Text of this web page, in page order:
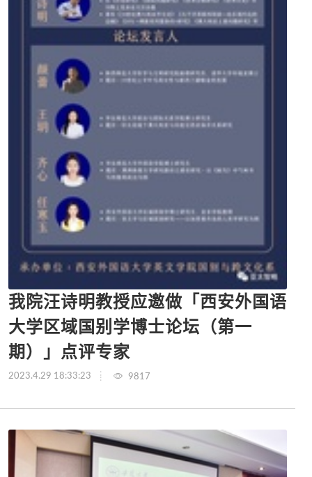
我院汪诗明教授应邀做「西安外国语
大学区域国别学博士论坛（第一
期）」点评专家
2023.4.29 18:33:23 9817